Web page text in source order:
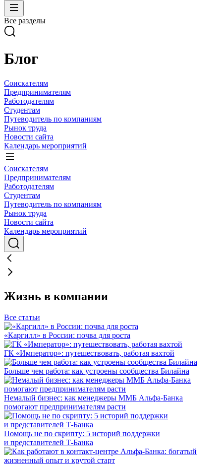
Все разделы
Блог
Соискателям
Предпринимателям
Работодателям
Студентам
Путеводитель по компаниям
Рынок труда
Новости сайта
Календарь мероприятий
Соискателям
Предпринимателям
Работодателям
Студентам
Путеводитель по компаниям
Рынок труда
Новости сайта
Календарь мероприятий
Жизнь в компании
Все статьи
«Каргилл» в России: почва для роста
ГК «Император»: путешествовать, работая вахтой
Больше чем работа: как устроены сообщества Билайна
Немалый бизнес: как менеджеры ММБ Альфа-Банка
помогают предпринимателям расти
Помощь не по скрипту: 5 историй поддержки
и представителей Т-Банка